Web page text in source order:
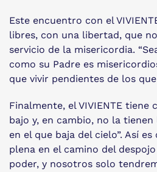
Este encuentro con el
libres, con una libertad, que
servicio de la misericordia.
como su Padre es
que vivir pendientes de los
Finalmente, el VIVIENTE tiene
bajo y, en cambio, no la tienen
en el que baja del cielo”. Así
plena en el camino del
poder, y nosotros solo